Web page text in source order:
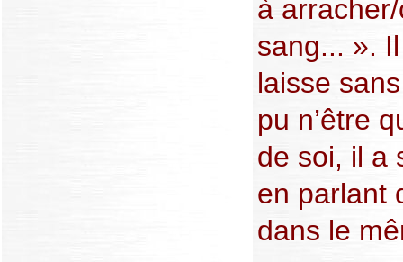
à
sang... ».
laisse
pu n’être
de soi, il a
en parlant
dans le